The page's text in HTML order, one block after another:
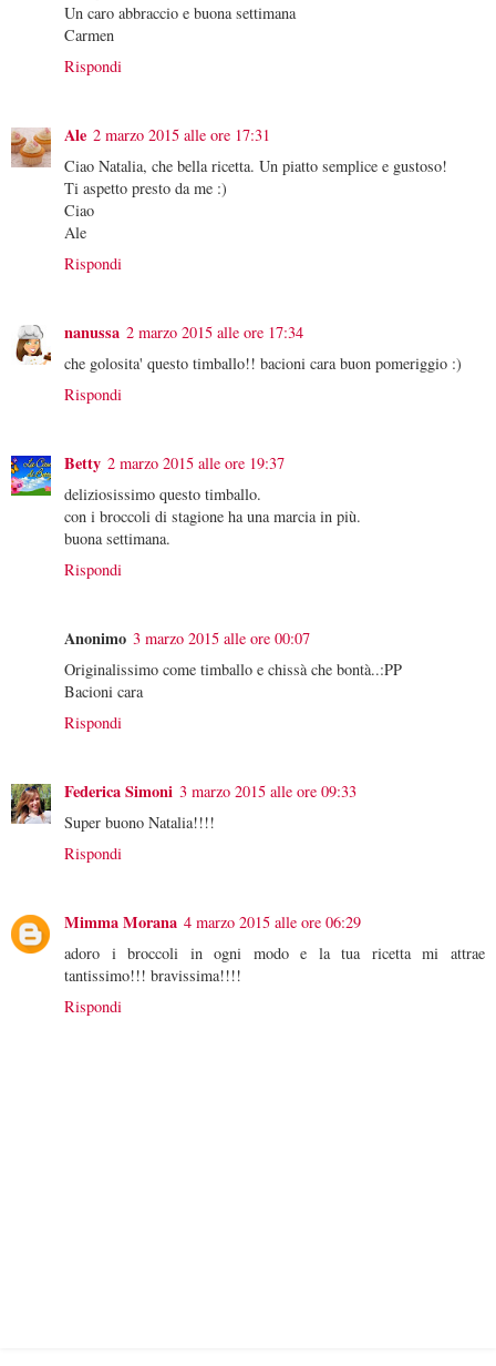
Un caro abbraccio e buona settimana
Carmen
Rispondi
Ale 2 marzo 2015 alle ore 17:31
Ciao Natalia, che bella ricetta. Un piatto semplice e gustoso!
Ti aspetto presto da me :)
Ciao
Ale
Rispondi
nanussa 2 marzo 2015 alle ore 17:34
che golosita' questo timballo!! bacioni cara buon pomeriggio :)
Rispondi
Betty 2 marzo 2015 alle ore 19:37
deliziosissimo questo timballo.
con i broccoli di stagione ha una marcia in più.
buona settimana.
Rispondi
Anonimo 3 marzo 2015 alle ore 00:07
Originalissimo come timballo e chissà che bontà..:PP
Bacioni cara
Rispondi
Federica Simoni 3 marzo 2015 alle ore 09:33
Super buono Natalia!!!!
Rispondi
Mimma Morana 4 marzo 2015 alle ore 06:29
adoro i broccoli in ogni modo e la tua ricetta mi attrae
tantissimo!!! bravissima!!!!
Rispondi